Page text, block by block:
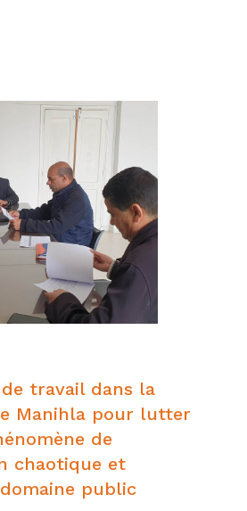
de travail dans la
Manihla pour lutter
de
chaotique et
public